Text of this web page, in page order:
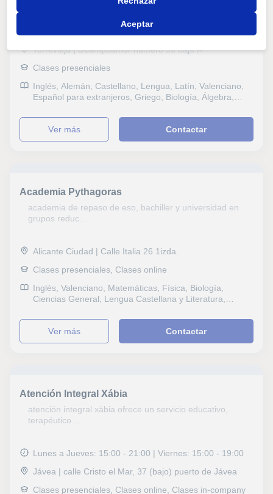
Torrevieja | c/campoamor número 95 bajo A
Clases presenciales
Inglés, Alemán, Castellano, Lengua, Latín, Valenciano,
Español para extranjeros, Griego, Biología, Álgebra,
ver más Contactar
Academia Pythagoras
academia de repaso de eso, bachiller y universidad en
grupos reduc...
Alicante Ciudad | Calle Italia 26 1izda.
Clases presenciales, Clases online
Inglés, Valenciano, Matemáticas, Física, Biología,
Ciencias General, Lengua Castellana y Literatura,
Graduado escolar, Bachillerato, Geografía, Técnicas de
estudio, Problemas de aprendizaje, TDAH Trastorno por
déficit de atención, Economía, Contabilidad,
ver más Contactar
Atención Integral Xábia
atención integral xàbia ofrece un servicio educativo,
terapéutico ...
Lunes a Jueves: 15:00 - 21:00 | Viernes: 15:00 - 19:00
Jávea | calle Cristo el Mar, 37 (bajo) puerto de Jávea
Clases presenciales, Clases online, Clases in-company
Aceptar